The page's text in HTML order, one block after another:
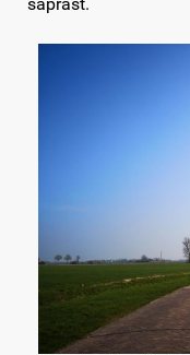
saprast.